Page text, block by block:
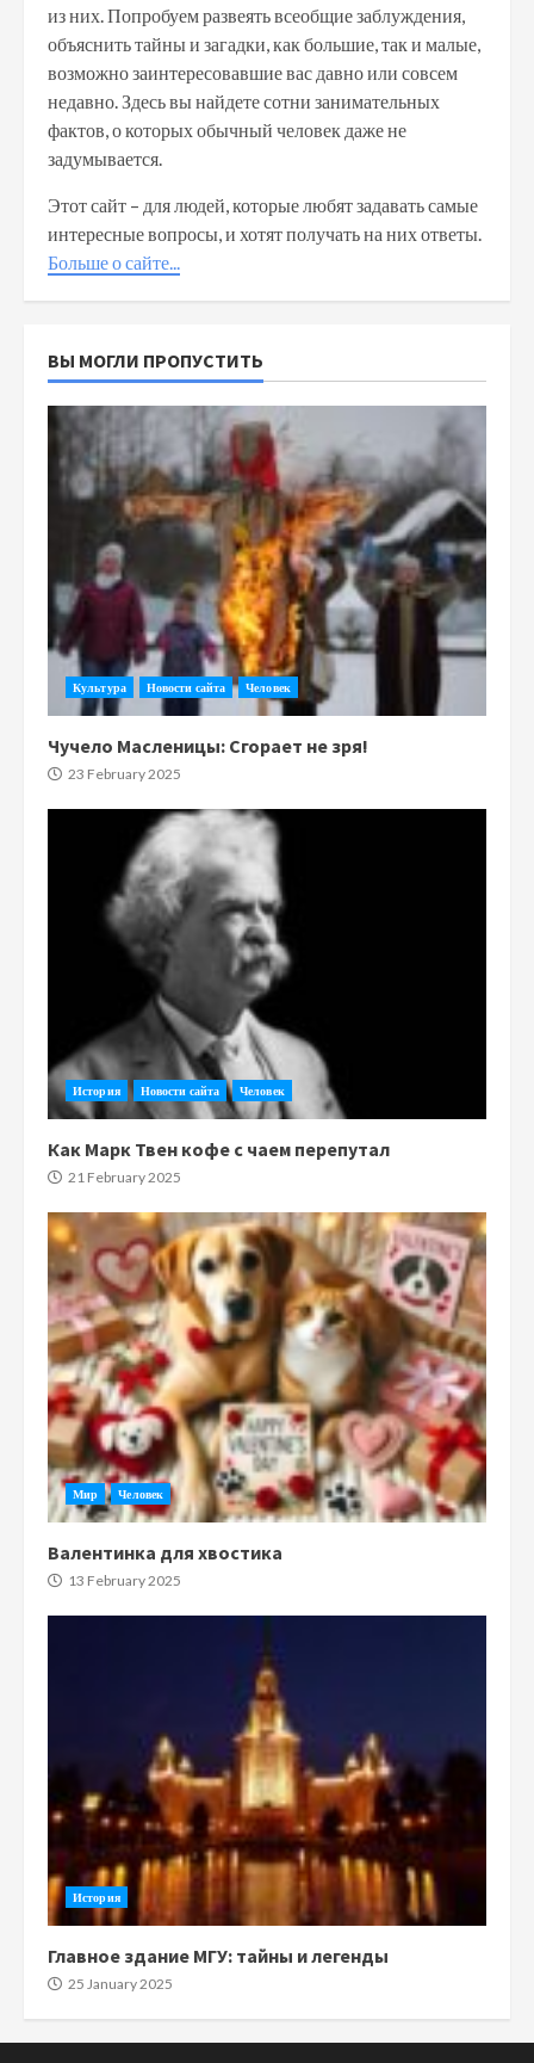
из них. Попробуем развеять всеобщие заблуждения,
объяснить тайны и загадки, как большие, так и малые,
возможно заинтересовавшие вас давно или совсем
недавно. Здесь вы найдете сотни занимательных
фактов, о которых обычный человек даже не
задумывается.
Этот сайт – для людей, которые любят задавать самые
интересные вопросы, и хотят получать на них ответы.
Больше о сайте...
ВЫ МОГЛИ ПРОПУСТИТЬ
Культура Новости сайта Человек
Чучело Масленицы: Сгорает не зря!
23 February 2025
История Новости сайта Человек
Как Марк Твен кофе с чаем перепутал
21 February 2025
Мир Человек
Валентинка для хвостика
13 February 2025
История
Главное здание МГУ: тайны и легенды
25 January 2025